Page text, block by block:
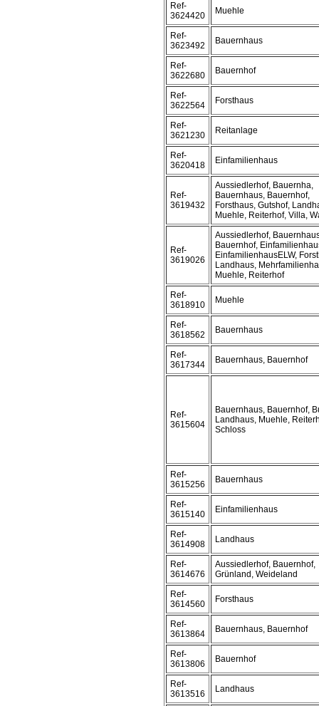
Ref-
3624420
Muehle
Ref-
3623492
Bauernhaus
Ref-
3622680
Bauernhof
Ref-
3622564
Forsthaus
Ref-
3621230
Reitanlage
Ref-
3620418
Einfamilienhaus
Ref-
3619432
Aussiedlerhof, Bauernha,
Bauernhaus, Bauernhof,
Forsthaus, Gutshof,
Muehle, Reiterhof, Villa,
Ref-
3619026
Aussiedlerhof,
Bauernhof,
EinfamilienhausELW,
Landhaus,
Muehle, Reiterhof
Ref-
3618910
Muehle
Ref-
3618562
Bauernhaus
Ref-
3617344
Bauernhaus, Bauernhof
Ref-
3615604
Bauernhaus, Bauernhof,
Landhaus, Muehle,
Schloss
Ref-
3615256
Bauernhaus
Ref-
3615140
Einfamilienhaus
Ref-
3614908
Landhaus
Ref-
3614676
Aussiedlerhof, Bauernhof,
Grünland, Weideland
Ref-
3614560
Forsthaus
Ref-
3613864
Bauernhaus, Bauernhof
Ref-
3613806
Bauernhof
Ref-
3613516
Landhaus